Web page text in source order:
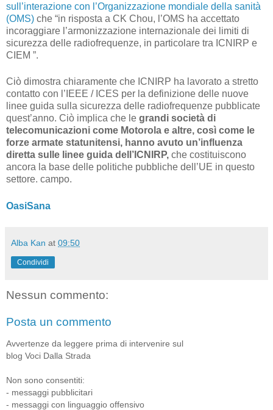
sull’interazione con l’Organizzazione mondiale della sanità
(OMS) che “in risposta a CK Chou, l’OMS ha accettato
incoraggiare l’armonizzazione internazionale dei limiti di
sicurezza delle radiofrequenze, in particolare tra ICNIRP e
CIEM ”.
Ciò dimostra chiaramente che ICNIRP ha lavorato a stretto
contatto con l’IEEE / ICES per la definizione delle nuove
linee guida sulla sicurezza delle radiofrequenze pubblicate
quest’anno. Ciò implica che le grandi società di
telecomunicazioni come Motorola e altre, così come le
forze armate statunitensi, hanno avuto un’influenza
diretta sulle linee guida dell’ICNIRP, che costituiscono
ancora la base delle politiche pubbliche dell’UE in questo
settore. campo.
OasiSana
Alba Kan at 09:50
Condividi
Nessun commento:
Posta un commento
Avvertenze da leggere prima di intervenire sul
blog Voci Dalla Strada
Non sono consentiti:
- messaggi pubblicitari
- messaggi con linguaggio offensivo